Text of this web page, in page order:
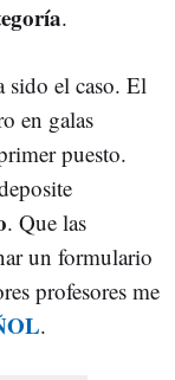
.
sido el caso. El
en galas
puesto.
. Que las
un formulario
profesores me
.